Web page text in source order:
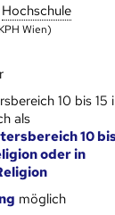
Hoch­schule
Wien)
10 bis 15
als
10
oder in
möglich